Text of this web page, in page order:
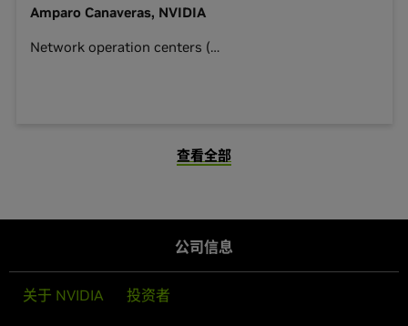
Amparo Canaveras, NVIDIA
Network operation centers (…
查看全部
公司信息
关于 NVIDIA 投资者